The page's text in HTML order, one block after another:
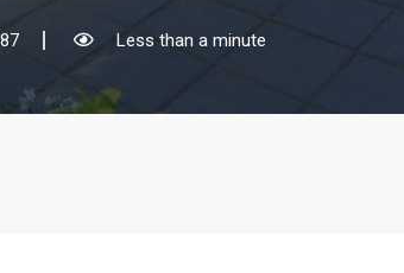
Less than a minute